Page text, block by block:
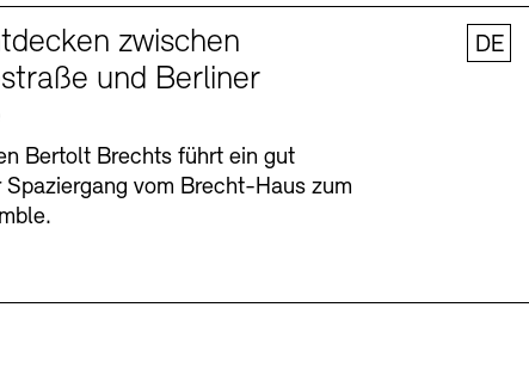
zwischen
und Berliner
Bertolt Brechts führt ein gut
Spaziergang vom Brecht-Haus zum
DE